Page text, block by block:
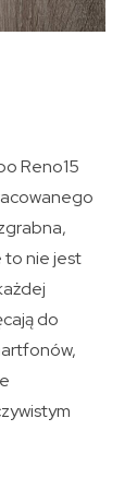
Reno15
to nie jest
do